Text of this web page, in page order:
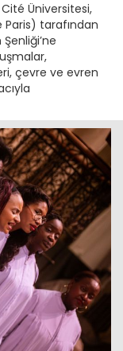
Üniversitesi,
tarafından
çevre ve evren